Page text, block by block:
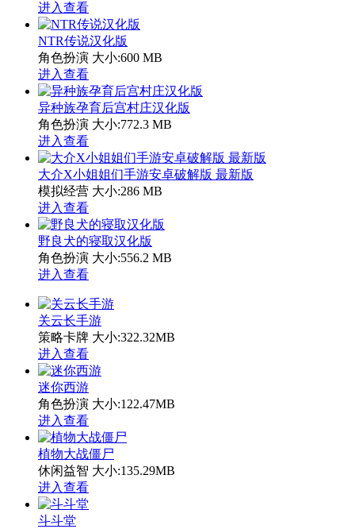
进入查看
NTR传说汉化版
角色扮演 大小:600 MB
进入查看
异种族孕育后宫村庄汉化版
角色扮演 大小:772.3 MB
进入查看
大介X小姐姐们手游安卓破解版 最新版
模拟经营 大小:286 MB
进入查看
野良犬的寝取汉化版
角色扮演 大小:556.2 MB
进入查看
关云长手游
策略卡牌 大小:322.32MB
进入查看
迷你西游
角色扮演 大小:122.47MB
进入查看
植物大战僵尸
休闲益智 大小:135.29MB
进入查看
斗斗堂